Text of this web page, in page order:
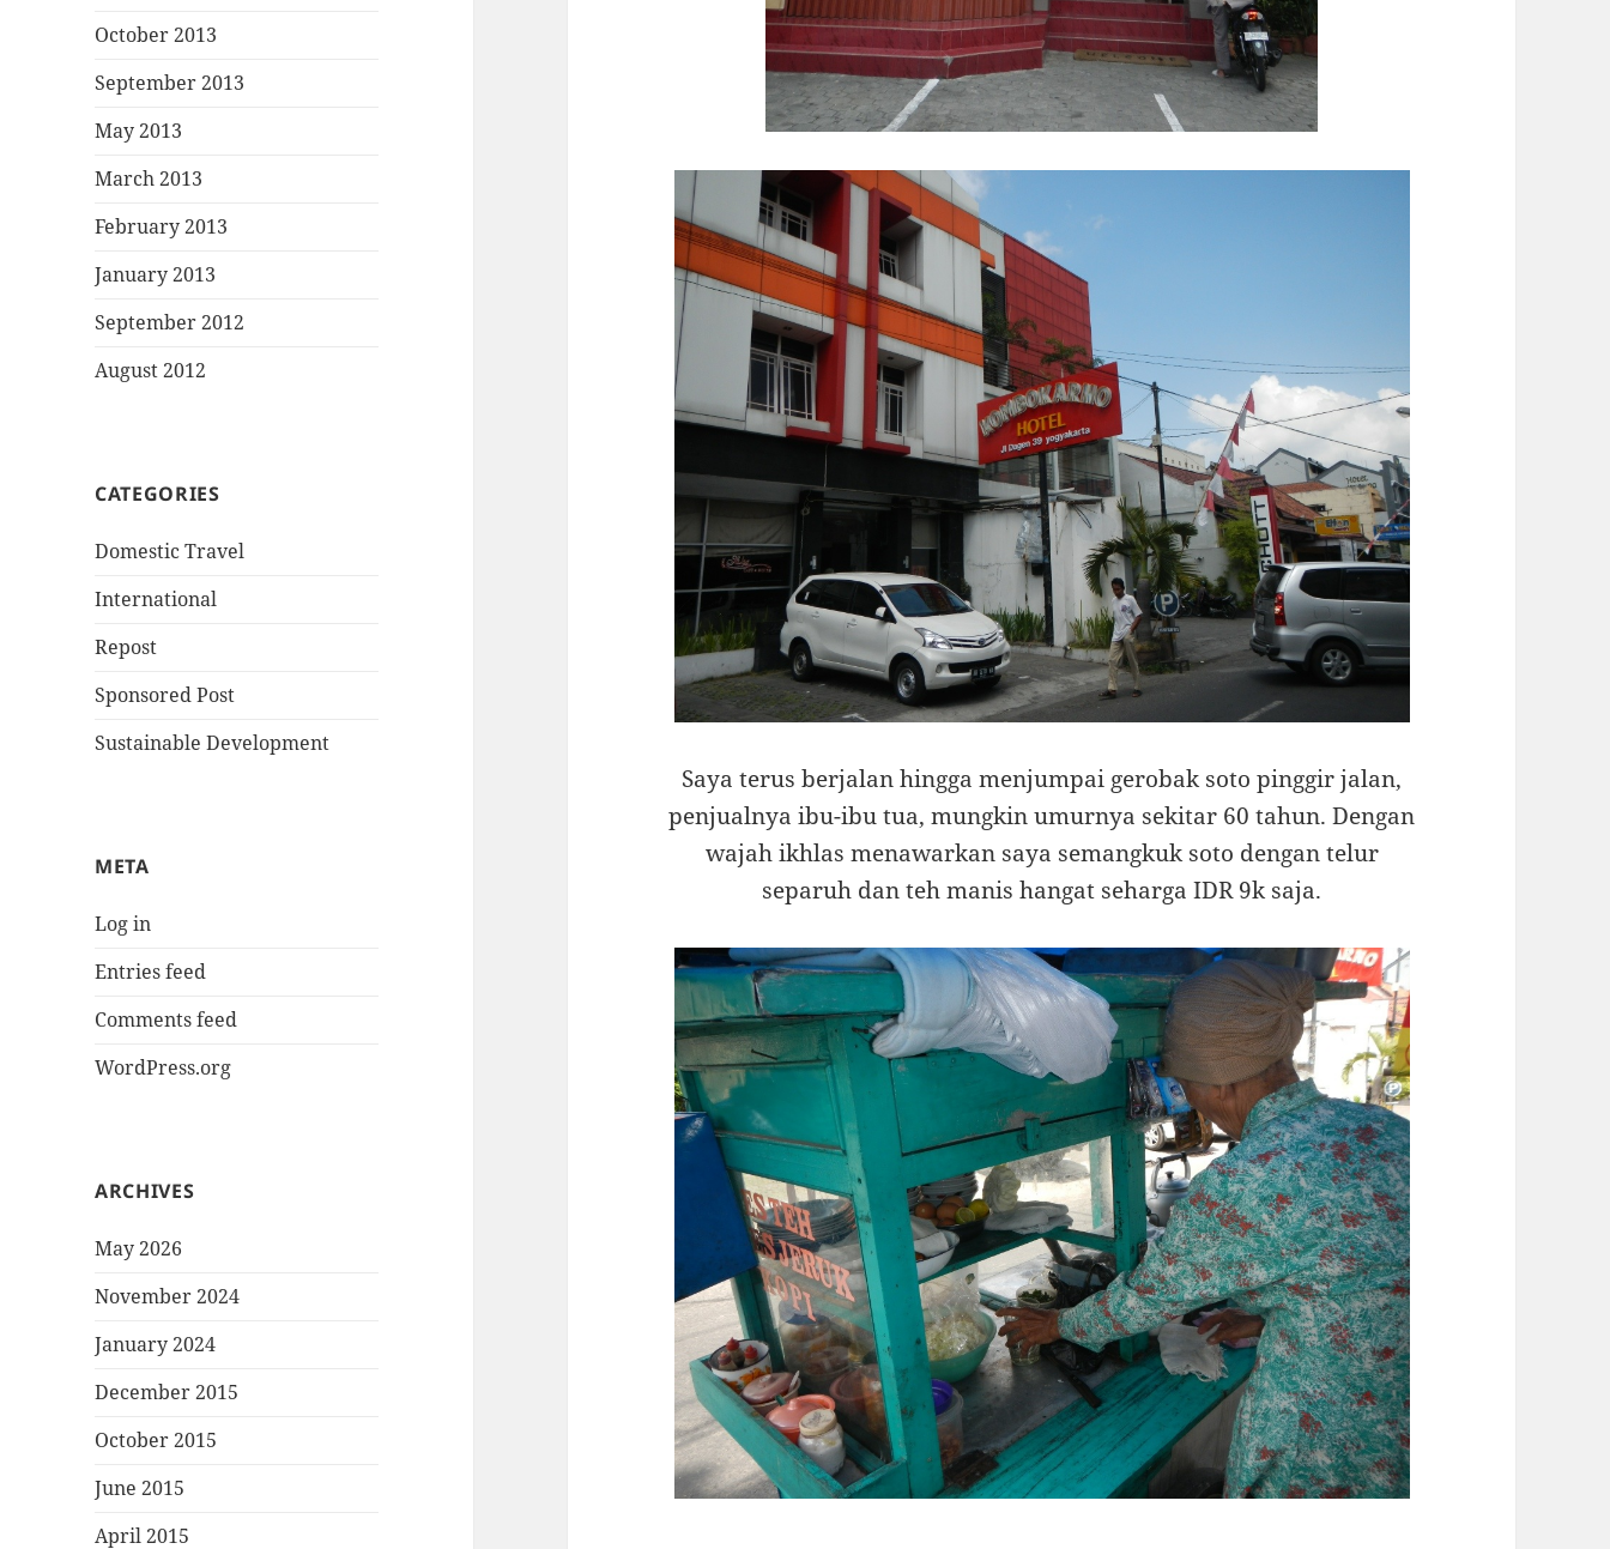
October 2013
September 2013
May 2013
March 2013
February 2013
January 2013
September 2012
August 2012
CATEGORIES
Domestic Travel
International
Repost
Sponsored Post
Sustainable Development
META
Log in
Entries feed
Comments feed
WordPress.org
ARCHIVES
May 2026
November 2024
January 2024
December 2015
October 2015
June 2015
April 2015
Saya terus berjalan hingga menjumpai gerobak soto pinggir jalan,
penjualnya ibu-ibu tua, mungkin umurnya sekitar 60 tahun. Dengan
wajah ikhlas menawarkan saya semangkuk soto dengan telur
separuh dan teh manis hangat seharga IDR 9k saja.